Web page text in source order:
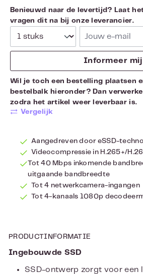
Benieuwd naar de levertijd? Laat
vragen dit na bij onze leverancier.
Informeer mij
Wil je toch een bestelling plaatsen
bestelbalk hieronder? Dan
zodra het artikel weer leverbaar is.
Vergelijk
Aangedreven door eSSD-
Videocompressie in H.265+/
Tot 40 Mbps inkomende
uitgaande bandbreedte
Tot 4 netwerkcamera-ingangen
Tot 4-kanaals 1080p
PRODUCTINFORMATIE
Ingebouwde SSD
SSD-ontwerp zorgt voor een